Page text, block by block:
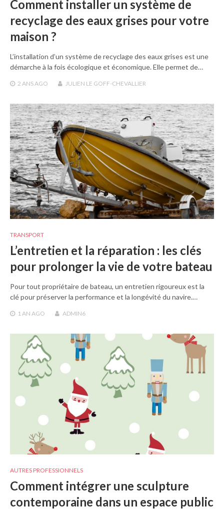
Comment installer un système de
recyclage des eaux grises pour votre
maison ?
L’installation d’un système de recyclage des eaux grises est une
démarche à la fois écologique et économique. Elle permet de…
2 ANS AGO JULIEN LE GOFF-CHEVALLIER
TRANSPORT
L’entretien et la réparation : les clés
pour prolonger la vie de votre bateau
Pour tout propriétaire de bateau, un entretien rigoureux est la
clé pour préserver la performance et la longévité du navire.…
1 AN AGO ADMIN6
AUTRES PROFESSIONNELS
Comment intégrer une sculpture
contemporaine dans un espace public